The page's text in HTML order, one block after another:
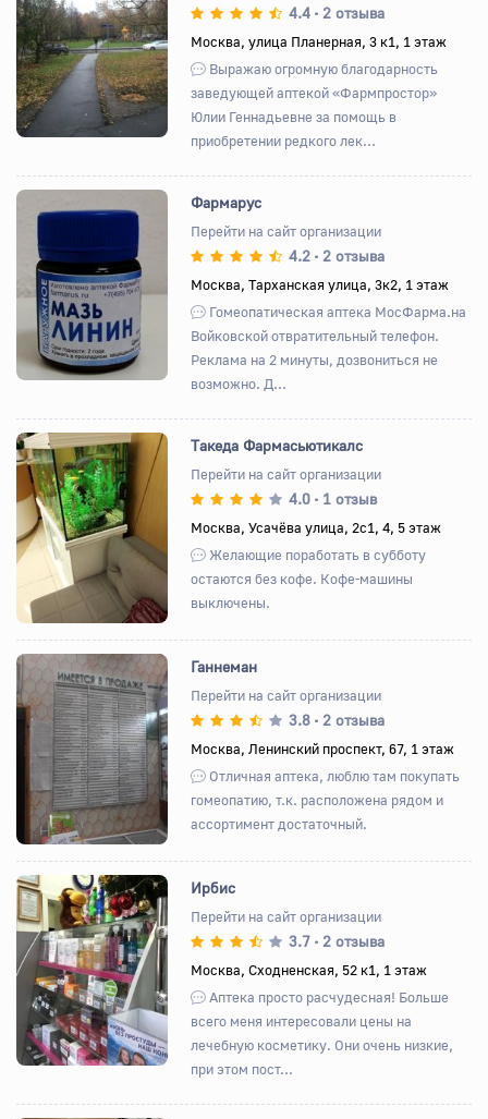
Назад Вперед
4.4 • 2 отзыва
Москва, улица Планерная, 3 к1, 1 этаж
Выражаю огромную благодарность
заведующей аптекой «Фармпростор»
Юлии Геннадьевне за помощь в
приобретении редкого лек...
Назад Вперед
Фармарус
Перейти на сайт организации
4.2 • 2 отзыва
Москва, Тарханская улица, 3к2, 1 этаж
Гомеопатическая аптека МосФарма.на
Войковской отвратительный телефон.
Реклама на 2 минуты, дозвониться не
возможно. Д...
Назад Вперед
Такеда Фармасьютикалс
Перейти на сайт организации
4.0 • 1 отзыв
Москва, Усачёва улица, 2с1, 4, 5 этаж
Желающие поработать в субботу
остаются без кофе. Кофе-машины
выключены.
Назад Вперед
Ганнеман
Перейти на сайт организации
3.8 • 2 отзыва
Москва, Ленинский проспект, 67, 1 этаж
Отличная аптека, люблю там покупать
гомеопатию, т.к. расположена рядом и
ассортимент достаточный.
Назад Вперед
Ирбис
Перейти на сайт организации
3.7 • 2 отзыва
Москва, Сходненская, 52 к1, 1 этаж
Аптека просто расчудесная! Больше
всего меня интересовали цены на
лечебную косметику. Они очень низкие,
при этом пост...